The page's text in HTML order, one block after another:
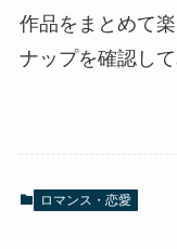
作品をまとめて
ナップを確認して
ロマンス・恋愛